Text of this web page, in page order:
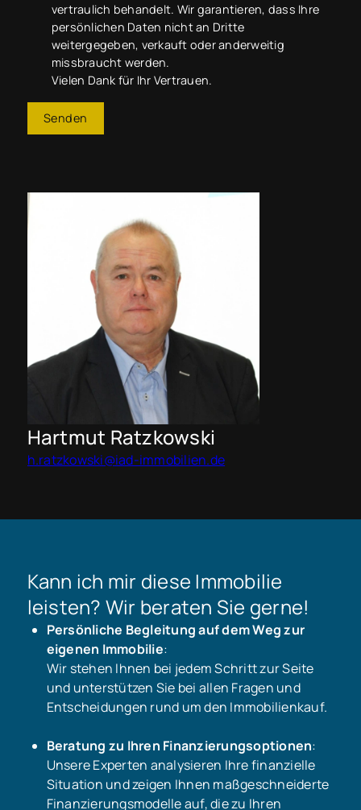
vertraulich behandelt. Wir garantieren, dass Ihre
persönlichen Daten nicht an Dritte
weitergegeben, verkauft oder anderweitig
missbraucht werden.
Vielen Dank für Ihr Vertrauen.
Senden
Hartmut Ratzkowski
h.ratzkowski@iad-immobilien.de
Kann ich mir diese Immobilie
leisten? Wir beraten Sie gerne!
Persönliche Begleitung auf dem Weg zur
eigenen Immobilie:
Wir stehen Ihnen bei jedem Schritt zur Seite
und unterstützen Sie bei allen Fragen und
Entscheidungen rund um den Immobilienkauf.
Beratung zu Ihren Finanzierungsoptionen:
Unsere Experten analysieren Ihre finanzielle
Situation und zeigen Ihnen maßgeschneiderte
Finanzierungsmodelle auf, die zu Ihren